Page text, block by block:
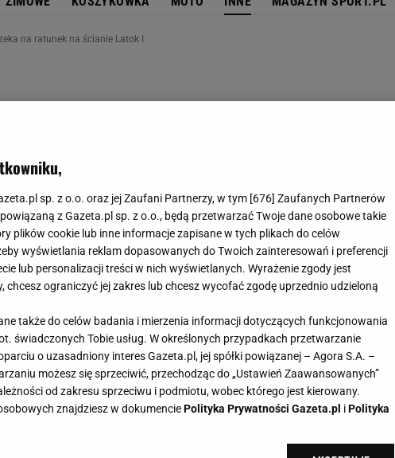
na ratunek na ścianie Latok I
sp. z o.o. oraz jej Zaufani Partnerzy, w tym [676] Zaufanych Partnerów
z Gazeta.pl sp. z o.o., będą przetwarzać Twoje dane osobowe takie
plików cookie lub inne informacje zapisane w tych plikach do celów
wyświetlania reklam dopasowanych do Twoich zainteresowań i preferencji
lub personalizacji treści w nich wyświetlanych. Wyrażenie zgody jest
chcesz ograniczyć jej zakres lub chcesz wycofać zgodę uprzednio udzieloną
także do celów badania i mierzenia informacji dotyczących funkcjonowania
świadczonych Tobie usług. W określonych przypadkach przetwarzanie
o uzasadniony interes Gazeta.pl, jej spółki powiązanej – Agora S.A. –
możesz się sprzeciwić, przechodząc do „Ustawień Zaawansowanych”
od zakresu sprzeciwu i podmiotu, wobec którego jest kierowany.
znajdziesz w dokumenciePolityka Prywatności Gazeta.pl iPolityka